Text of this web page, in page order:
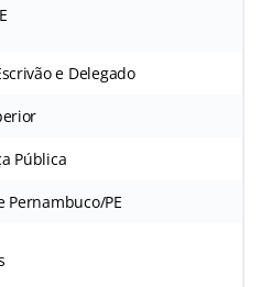
e Delegado
Pública
Pernambuco/PE